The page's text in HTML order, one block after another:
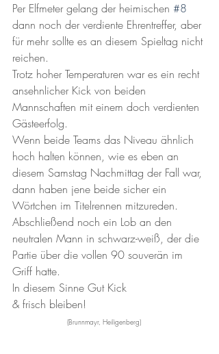
Per Elfmeter gelang der heimischen #8
dann noch der verdiente Ehrentreffer, aber
für mehr sollte es an diesem Spieltag nicht
reichen.
Trotz hoher Temperaturen war es ein recht
ansehnlicher Kick von beiden
Mannschaften mit einem doch verdienten
Gästeerfolg.
Wenn beide Teams das Niveau ähnlich
hoch halten können, wie es eben an
diesem Samstag Nachmittag der Fall war,
dann haben jene beide sicher ein
Wörtchen im Titelrennen mitzureden.
Abschließend noch ein Lob an den
neutralen Mann in schwarz-weiß, der die
Partie über die vollen 90 souverän im
Griff hatte.
In diesem Sinne Gut Kick
& frisch bleiben!
(Brunnmayr, Heiligenberg)